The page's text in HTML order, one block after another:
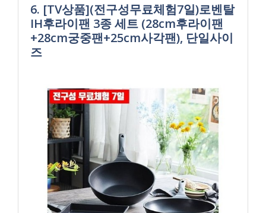
6. [TV상품](전구성무료체험7일)로벤탈
IH후라이팬 3종 세트 (28cm후라이팬
+28cm궁중팬+25cm사각팬), 단일사이
즈